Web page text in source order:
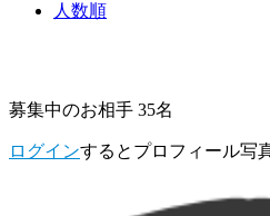
人数順
募集中のお相手 35名
ログインするとプロフィール写